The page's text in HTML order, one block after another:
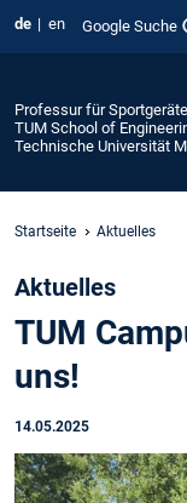
de en Google Suche
Professur für
TUM School of
Technische Universität
Startseite Aktuelles
Aktuelles
TUM
uns!
14.05.2025